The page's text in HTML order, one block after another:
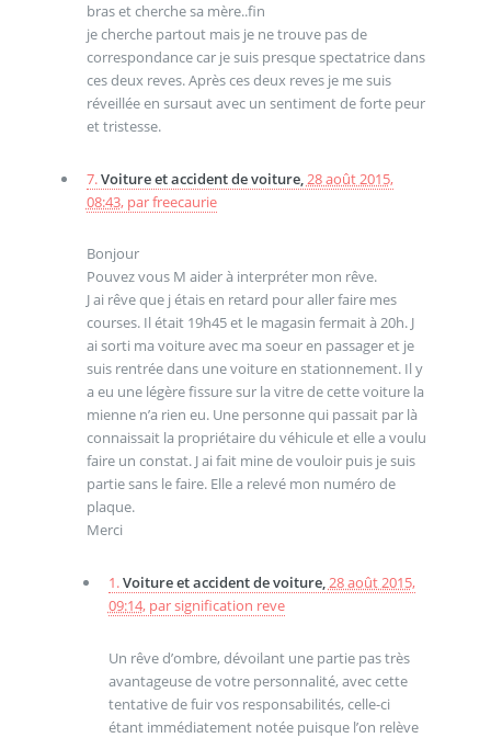
bras et cherche sa mère..fin
je cherche partout mais je ne trouve pas de
correspondance car je suis presque spectatrice dans
ces deux reves. Après ces deux reves je me suis
réveillée en sursaut avec un sentiment de forte peur
et tristesse.
7.Voiture et accident de voiture,28 août 2015,
08:43, parfreecaurie
Bonjour
Pouvez vous M aider à interpréter mon rêve.
J ai rêve que j étais en retard pour aller faire mes
courses. Il était 19h45 et le magasin fermait à 20h. J
ai sorti ma voiture avec ma soeur en passager et je
suis rentrée dans une voiture en stationnement. Il y
a eu une légère fissure sur la vitre de cette voiture la
mienne n’a rien eu. Une personne qui passait par là
connaissait la propriétaire du véhicule et elle a voulu
faire un constat. J ai fait mine de vouloir puis je suis
partie sans le faire. Elle a relevé mon numéro de
plaque.
Merci
1.Voiture et accident de voiture,28 août 2015,
09:14, parsignification reve
Un rêve d’ombre, dévoilant une partie pas très
avantageuse de votre personnalité, avec cette
tentative de fuir vos responsabilités, celle-ci
étant immédiatement notée puisque l’on relève